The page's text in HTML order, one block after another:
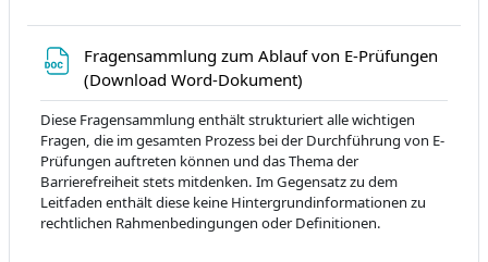
Fragensammlung zum Ablauf von E-Prüfungen
(Download Word-Dokument)
Diese Fragensammlung enthält strukturiert alle wichtigen
Fragen, die im gesamten Prozess bei der Durchführung von E-
Prüfungen auftreten können und das Thema der
Barrierefreiheit stets mitdenken. Im Gegensatz zu dem
Leitfaden enthält diese keine Hintergrundinformationen zu
rechtlichen Rahmenbedingungen oder Definitionen.